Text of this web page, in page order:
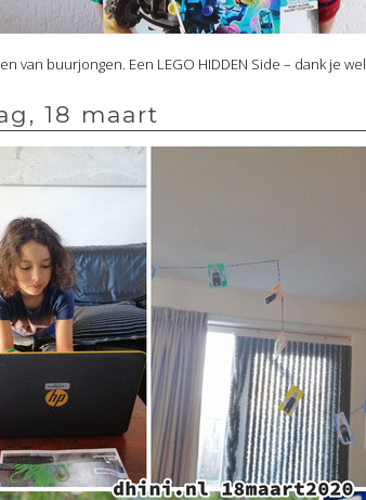
van buurjongen. Een LEGO HIDDEN Side – dank je wel
18 maart